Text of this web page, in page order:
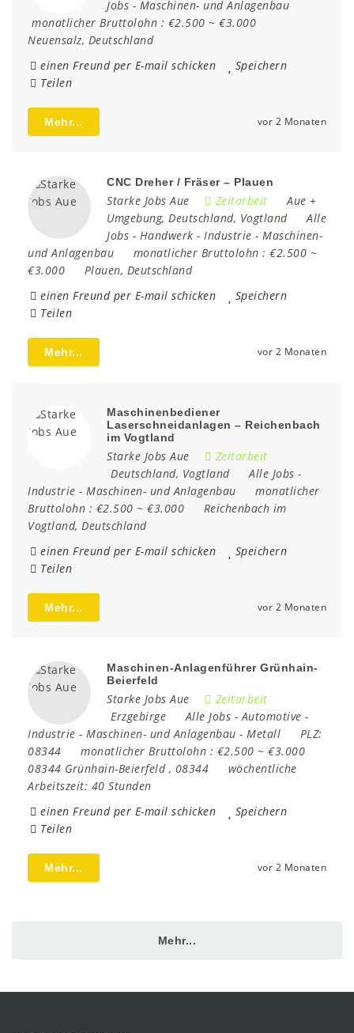
Jobs - Maschinen- und Anlagenbau
monatlicher Bruttolohn : €2.500 ~ €3.000
Neuensalz, Deutschland
einen Freund per E-mail schicken
Speichern
Teilen
Mehr... vor 2 Monaten
CNC Dreher / Fräser – Plauen
Starke Jobs Aue Zeitarbeit
Aue +
Umgebung, Deutschland, Vogtland
Alle
Jobs - Handwerk - Industrie - Maschinen-
und Anlagenbau
monatlicher Bruttolohn : €2.500 ~
€3.000
Plauen, Deutschland
einen Freund per E-mail schicken
Speichern
Teilen
Mehr... vor 2 Monaten
Maschinenbediener
Laserschneidanlagen – Reichenbach
im Vogtland
Starke Jobs Aue
Zeitarbeit
Deutschland, Vogtland Alle Jobs -
Industrie - Maschinen- und Anlagenbau
monatlicher
Bruttolohn : €2.500 ~ €3.000
Reichenbach im
Vogtland, Deutschland
einen Freund per E-mail schicken
Speichern
Teilen
Mehr... vor 2 Monaten
Maschinen-Anlagenführer Grünhain-
Beierfeld
Starke Jobs Aue
Zeitarbeit
Erzgebirge
Alle Jobs -Automotive -
Industrie - Maschinen- und Anlagenbau - Metall
PLZ:
08344
monatlicher Bruttolohn : €2.500 ~ €3.000
08344 Grünhain-Beierfeld, 08344
wöchentliche
Arbeitszeit: 40 Stunden
einen Freund per E-mail schicken
Speichern
Teilen
Mehr... vor 2 Monaten
Mehr...